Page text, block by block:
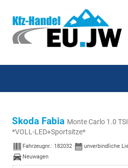
Skoda Fabia Monte Carlo 1.0
*VOLL-LED+Sportsitze*
Fahrzeugnr.: 182032 unverbindliche
Neuwagen